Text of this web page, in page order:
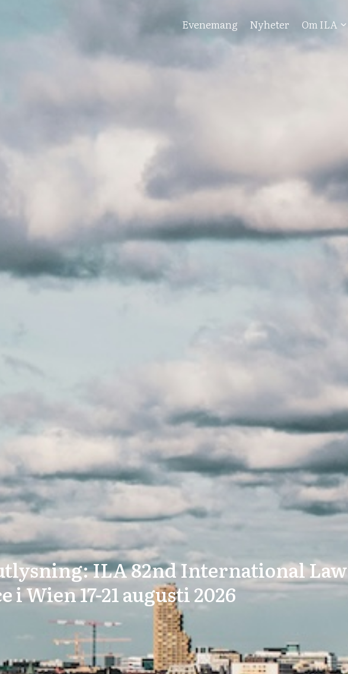
Evenemang Nyheter Om ILA
ILA 82nd International Law
i Wien 17-21 augusti 2026